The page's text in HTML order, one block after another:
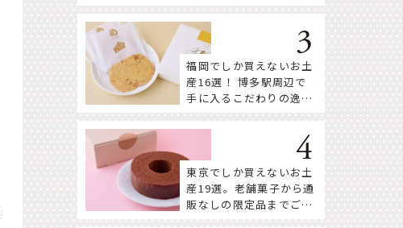
福岡でしか買えないお土
産16選！ 博多駅周辺で
手に入るこだわりの逸品
東京でしか買えないお土
産19選。老舗菓子から通
販なしの限定品までご紹